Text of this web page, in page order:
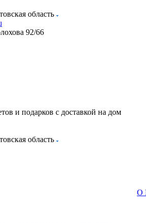
область
92/66
и подарков с доставкой на дом
область
О